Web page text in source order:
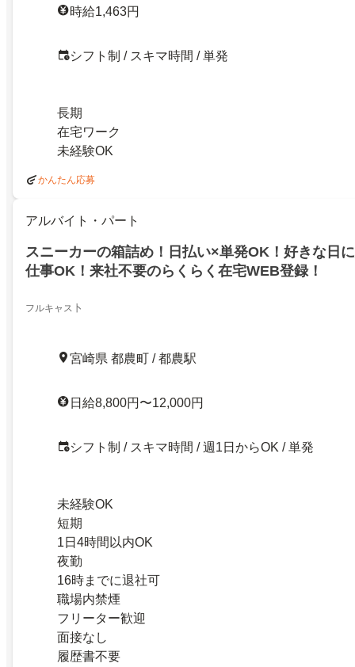
時給1,463円
シフト制 / スキマ時間 / 単発
長期
在宅ワーク
未経験OK
かんたん応募
アルバイト・パート
スニーカーの箱詰め！日払い×単発OK！好きな日
仕事OK！来社不要のらくらく在宅WEB登録！
フルキャス卜
宮崎県 都農町 / 都農駅
日給8,800円〜12,000円
シフト制 / スキマ時間 / 週1日からOK / 単発
未経験OK
短期
1日4時間以内OK
夜勤
16時までに退社可
職場内禁煙
フリーター歓迎
面接なし
履歴書不要